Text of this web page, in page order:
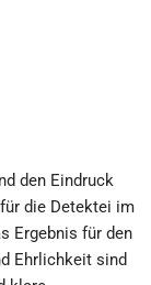
den Eindruck
die Detektei im
Ergebnis für den
Ehrlichkeit sind